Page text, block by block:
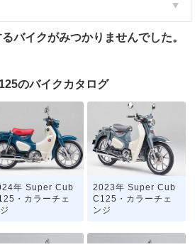
バイクがみつかりませんでした。
のバイクカタログ
年 Super Cub
・カラーチェ
2023年 Super Cub
C125・カラーチェ
ンジ